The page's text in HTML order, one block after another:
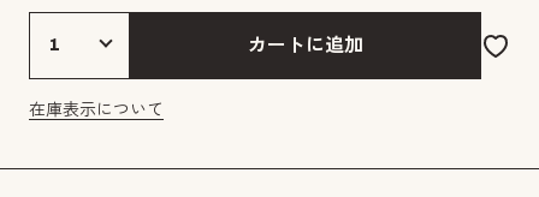
カートに追加
在庫表示について